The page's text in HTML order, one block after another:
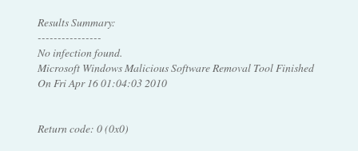
Results Summary:
----------------
No infection found.
Microsoft Windows Malicious Software Removal Tool Finished
On Fri Apr 16 01:04:03 2010
Return code: 0 (0x0)